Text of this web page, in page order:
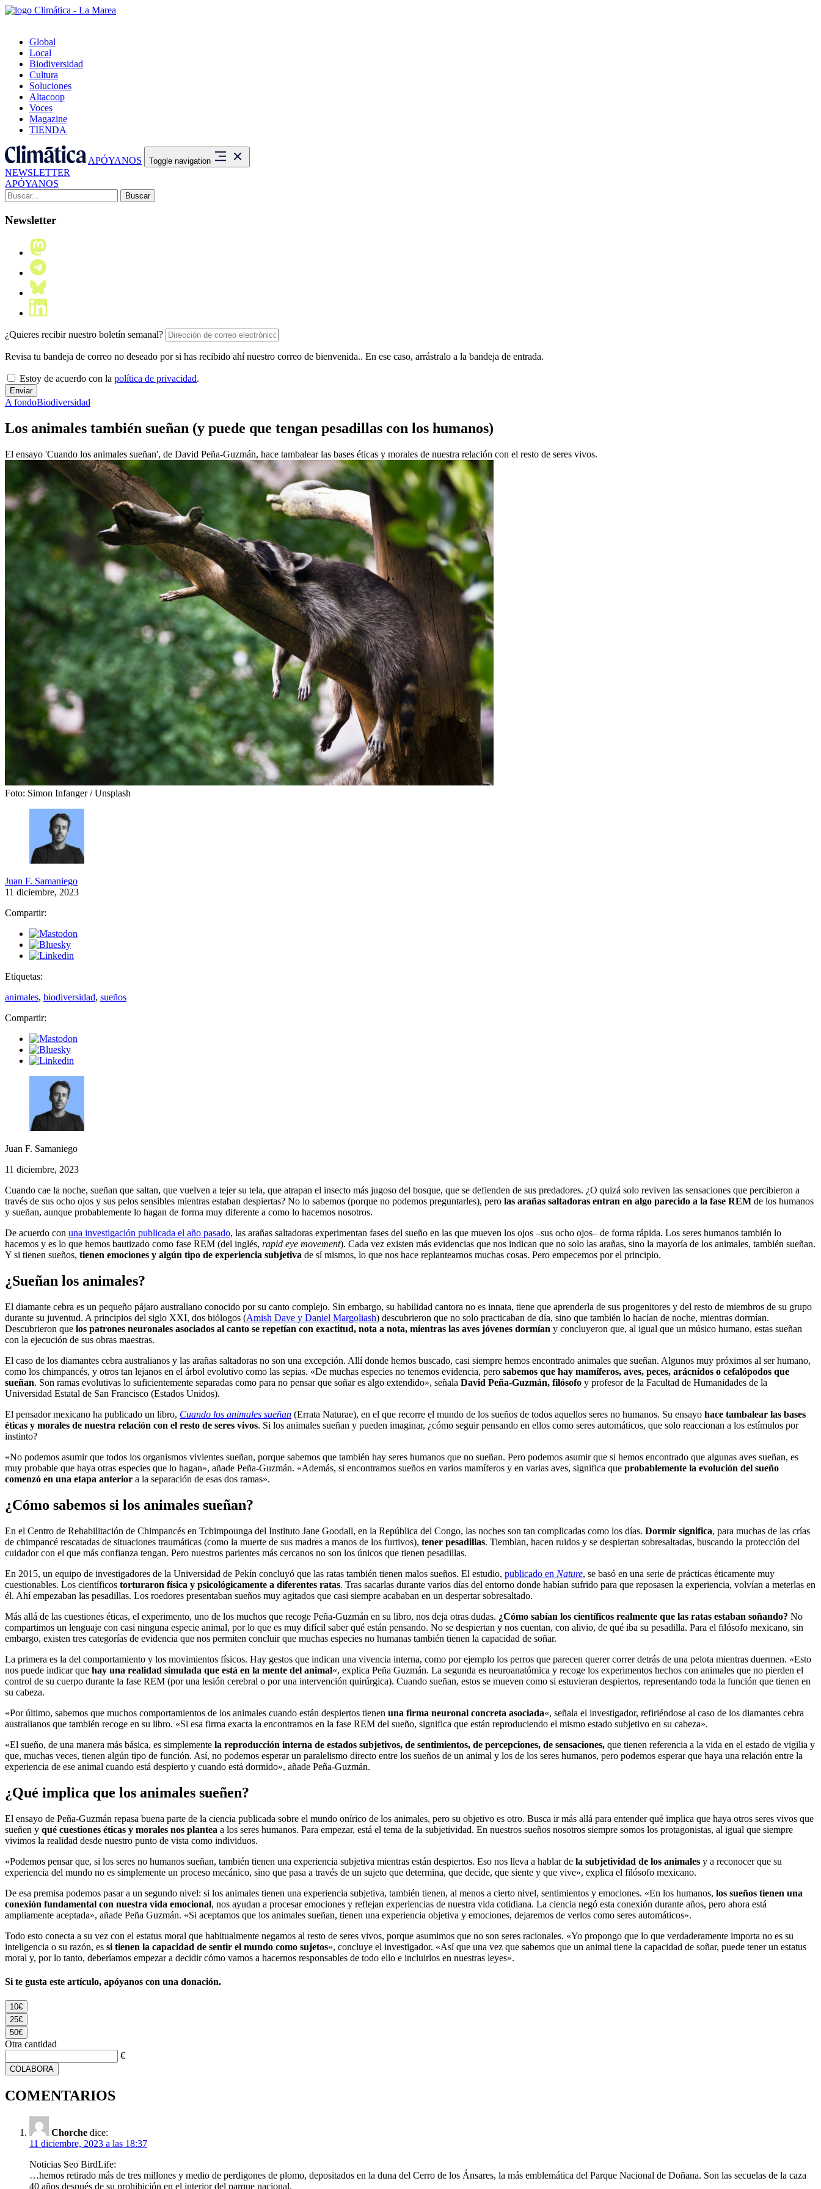
Global
Local
Biodiversidad
Cultura
Soluciones
Altacoop
Voces
Magazine
TIENDA
APÓYANOS Toggle navigation
NEWSLETTER
APÓYANOS
Buscar:
Newsletter
¿Quieres recibir nuestro boletín semanal?
Revisa tu bandeja de correo no deseado por si has recibido ahí nuestro correo de bienvenida.. En ese caso, arrástralo a la bandeja de entrada.
Estoy de acuerdo con la política de privacidad.
A fondoBiodiversidad
Los animales también sueñan (y puede que tengan pesadillas con los humanos)
El ensayo 'Cuando los animales sueñan', de David Peña-Guzmán, hace tambalear las bases éticas y morales de nuestra relación con el resto de seres vivos.
Foto: Simon Infanger / Unsplash
Juan F. Samaniego
11 diciembre, 2023
Compartir:
Etiquetas:
animales, biodiversidad, sueños
Compartir:
Juan F. Samaniego
11 diciembre, 2023
Cuando cae la noche, sueñan que saltan, que vuelven a tejer su tela, que atrapan el insecto más jugoso del bosque, que se defienden de sus predadores. ¿O quizá solo reviven las sensaciones que percibieron a
través de sus ocho ojos y sus pelos sensibles mientras estaban despiertas? No lo sabemos (porque no podemos preguntarles), pero las arañas saltadoras entran en algo parecido a la fase REM de los humanos
y sueñan, aunque probablemente lo hagan de forma muy diferente a como lo hacemos nosotros.
De acuerdo con una investigación publicada el año pasado, las arañas saltadoras experimentan fases del sueño en las que mueven los ojos –sus ocho ojos– de forma rápida. Los seres humanos también lo
hacemos y es lo que hemos bautizado como fase REM (del inglés, rapid eye movement). Cada vez existen más evidencias que nos indican que no solo las arañas, sino la mayoría de los animales, también sueñan.
Y si tienen sueños, tienen emociones y algún tipo de experiencia subjetiva de sí mismos, lo que nos hace replantearnos muchas cosas. Pero empecemos por el principio.
¿Sueñan los animales?
El diamante cebra es un pequeño pájaro australiano conocido por su canto complejo. Sin embargo, su habilidad cantora no es innata, tiene que aprenderla de sus progenitores y del resto de miembros de su grupo
durante su juventud. A principios del siglo XXI, dos biólogos (Amish Dave y Daniel Margoliash) descubrieron que no solo practicaban de día, sino que también lo hacían de noche, mientras dormían.
Descubrieron que los patrones neuronales asociados al canto se repetían con exactitud, nota a nota, mientras las aves jóvenes dormían y concluyeron que, al igual que un músico humano, estas sueñan
con la ejecución de sus obras maestras.
El caso de los diamantes cebra australianos y las arañas saltadoras no son una excepción. Allí donde hemos buscado, casi siempre hemos encontrado animales que sueñan. Algunos muy próximos al ser humano,
como los chimpancés, y otros tan lejanos en el árbol evolutivo como las sepias. «De muchas especies no tenemos evidencia, pero sabemos que hay mamíferos, aves, peces, arácnidos o cefalópodos que
sueñan. Son ramas evolutivas lo suficientemente separadas como para no pensar que soñar es algo extendido», señala David Peña-Guzmán, filósofo y profesor de la Facultad de Humanidades de la
Universidad Estatal de San Francisco (Estados Unidos).
El pensador mexicano ha publicado un libro, Cuando los animales sueñan (Errata Naturae), en el que recorre el mundo de los sueños de todos aquellos seres no humanos. Su ensayo hace tambalear las bases
éticas y morales de nuestra relación con el resto de seres vivos. Si los animales sueñan y pueden imaginar, ¿cómo seguir pensando en ellos como seres automáticos, que solo reaccionan a los estímulos por
instinto?
«No podemos asumir que todos los organismos vivientes sueñan, porque sabemos que también hay seres humanos que no sueñan. Pero podemos asumir que si hemos encontrado que algunas aves sueñan, es
muy probable que haya otras especies que lo hagan», añade Peña-Guzmán. «Además, si encontramos sueños en varios mamíferos y en varias aves, significa que probablemente la evolución del sueño
comenzó en una etapa anterior a la separación de esas dos ramas».
¿Cómo sabemos si los animales sueñan?
En el Centro de Rehabilitación de Chimpancés en Tchimpounga del Instituto Jane Goodall, en la República del Congo, las noches son tan complicadas como los días. Dormir significa, para muchas de las crías
de chimpancé rescatadas de situaciones traumáticas (como la muerte de sus madres a manos de los furtivos), tener pesadillas. Tiemblan, hacen ruidos y se despiertan sobresaltadas, buscando la protección del
cuidador con el que más confianza tengan. Pero nuestros parientes más cercanos no son los únicos que tienen pesadillas.
En 2015, un equipo de investigadores de la Universidad de Pekín concluyó que las ratas también tienen malos sueños. El estudio, publicado en Nature, se basó en una serie de prácticas éticamente muy
cuestionables. Los científicos torturaron física y psicológicamente a diferentes ratas. Tras sacarlas durante varios días del entorno donde habían sufrido para que reposasen la experiencia, volvían a meterlas en
él. Ahí empezaban las pesadillas. Los roedores presentaban sueños muy agitados que casi siempre acababan en un despertar sobresaltado.
Más allá de las cuestiones éticas, el experimento, uno de los muchos que recoge Peña-Guzmán en su libro, nos deja otras dudas. ¿Cómo sabían los científicos realmente que las ratas estaban soñando? No
compartimos un lenguaje con casi ninguna especie animal, por lo que es muy difícil saber qué están pensando. No se despiertan y nos cuentan, con alivio, de qué iba su pesadilla. Para el filósofo mexicano, sin
embargo, existen tres categorías de evidencia que nos permiten concluir que muchas especies no humanas también tienen la capacidad de soñar.
La primera es la del comportamiento y los movimientos físicos. Hay gestos que indican una vivencia interna, como por ejemplo los perros que parecen querer correr detrás de una pelota mientras duermen. «Esto
nos puede indicar que hay una realidad simulada que está en la mente del animal«, explica Peña Guzmán. La segunda es neuroanatómica y recoge los experimentos hechos con animales que no pierden el
control de su cuerpo durante la fase REM (por una lesión cerebral o por una intervención quirúrgica). Cuando sueñan, estos se mueven como si estuvieran despiertos, representando toda la función que tienen en
su cabeza.
«Por último, sabemos que muchos comportamientos de los animales cuando están despiertos tienen una firma neuronal concreta asociada«, señala el investigador, refiriéndose al caso de los diamantes cebra
australianos que también recoge en su libro. «Si esa firma exacta la encontramos en la fase REM del sueño, significa que están reproduciendo el mismo estado subjetivo en su cabeza».
«El sueño, de una manera más básica, es simplemente la reproducción interna de estados subjetivos, de sentimientos, de percepciones, de sensaciones, que tienen referencia a la vida en el estado de vigilia y
que, muchas veces, tienen algún tipo de función. Así, no podemos esperar un paralelismo directo entre los sueños de un animal y los de los seres humanos, pero podemos esperar que haya una relación entre la
experiencia de ese animal cuando está despierto y cuando está dormido», añade Peña-Guzmán.
¿Qué implica que los animales sueñen?
El ensayo de Peña-Guzmán repasa buena parte de la ciencia publicada sobre el mundo onírico de los animales, pero su objetivo es otro. Busca ir más allá para entender qué implica que haya otros seres vivos que
sueñen y qué cuestiones éticas y morales nos plantea a los seres humanos. Para empezar, está el tema de la subjetividad. En nuestros sueños nosotros siempre somos los protagonistas, al igual que siempre
vivimos la realidad desde nuestro punto de vista como individuos.
«Podemos pensar que, si los seres no humanos sueñan, también tienen una experiencia subjetiva mientras están despiertos. Eso nos lleva a hablar de la subjetividad de los animales y a reconocer que su
experiencia del mundo no es simplemente un proceso mecánico, sino que pasa a través de un sujeto que determina, que decide, que siente y que vive», explica el filósofo mexicano.
De esa premisa podemos pasar a un segundo nivel: si los animales tienen una experiencia subjetiva, también tienen, al menos a cierto nivel, sentimientos y emociones. «En los humanos, los sueños tienen una
conexión fundamental con nuestra vida emocional, nos ayudan a procesar emociones y reflejan experiencias de nuestra vida cotidiana. La ciencia negó esta conexión durante años, pero ahora está
ampliamente aceptada», añade Peña Guzmán. «Si aceptamos que los animales sueñan, tienen una experiencia objetiva y emociones, dejaremos de verlos como seres automáticos».
Todo esto conecta a su vez con el estatus moral que habitualmente negamos al resto de seres vivos, porque asumimos que no son seres racionales. «Yo propongo que lo que verdaderamente importa no es su
inteligencia o su razón, es si tienen la capacidad de sentir el mundo como sujetos«, concluye el investigador. «Así que una vez que sabemos que un animal tiene la capacidad de soñar, puede tener un estatus
moral y, por lo tanto, deberíamos empezar a decidir cómo vamos a hacernos responsables de todo ello e incluirlos en nuestras leyes».
Si te gusta este artículo, apóyanos con una donación.
10€
25€
50€
Otra cantidad
€
COLABORA
COMENTARIOS
Chorche dice:
11 diciembre, 2023 a las 18:37
Noticias Seo BirdLife:
…hemos retirado más de tres millones y medio de perdigones de plomo, depositados en la duna del Cerro de los Ánsares, la más emblemática del Parque Nacional de Doñana. Son las secuelas de la caza
40 años después de su prohibición en el interior del parque nacional.